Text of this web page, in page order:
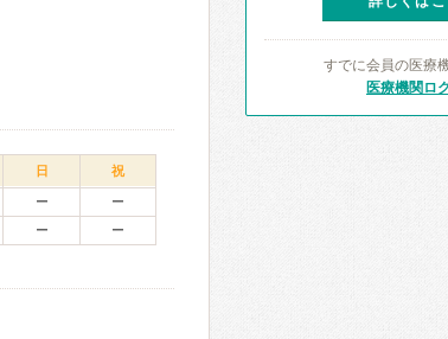
日 祝
ー
ー
ー ー
すでに会員の医療
医療機関ロ